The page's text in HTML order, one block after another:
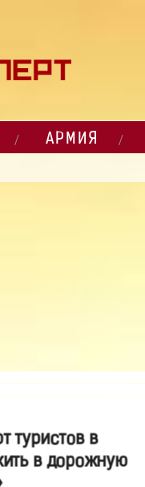
АРМИЯ
туристов в
в дорожную